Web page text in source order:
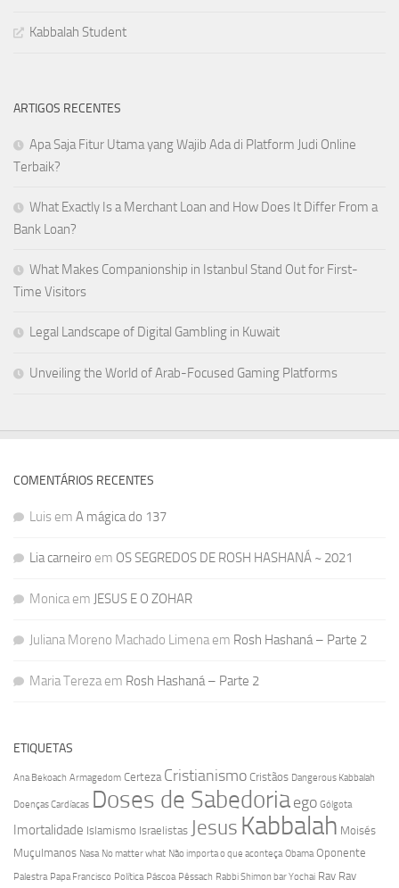
Kabbalah Student
ARTIGOS RECENTES
Apa Saja Fitur Utama yang Wajib Ada di Platform Judi Online
Terbaik?
What Exactly Is a Merchant Loan and How Does It Differ From a
Bank Loan?
What Makes Companionship in Istanbul Stand Out for First-
Time Visitors
Legal Landscape of Digital Gambling in Kuwait
Unveiling the World of Arab-Focused Gaming Platforms
COMENTÁRIOS RECENTES
Luis em A mágica do 137
Lia carneiro em OS SEGREDOS DE ROSH HASHANÁ ~ 2021
Monicaem JESUS E O ZOHAR
Juliana Moreno Machado Limenaem Rosh Hashaná – Parte 2
Maria Terezaem Rosh Hashaná – Parte 2
ETIQUETAS
Ana Bekoach Armagedom Certeza Cristianismo Cristãos Dangerous Kabbalah
Doenças Cardíacas Doses de Sabedoriaego Gólgota
Imortalidade Islamismo Israelistas Jesus Kabbalah Moisés
Muçulmanos Nasa No matter what Não importa o que aconteça Obama Oponente
Palestra Papa Francisco Política Páscoa Pêssach Rabbi Shimon bar Yochai Rav Rav